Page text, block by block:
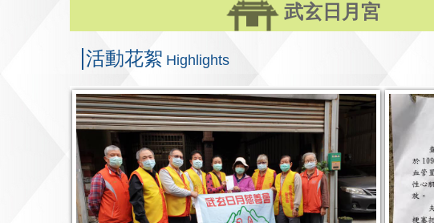
武玄日月宮
活動花絮 Highlights